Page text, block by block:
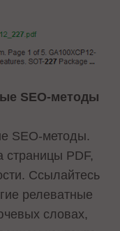
SEO-методы
SEO-методы.
страницы PDF,
Ссылайтесь
релеватные
словах,